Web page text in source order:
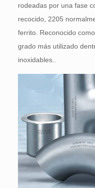
rodeadas por una fase
recocido, 2205
ferrito. Reconocido
grado más utilizado
inoxidables..